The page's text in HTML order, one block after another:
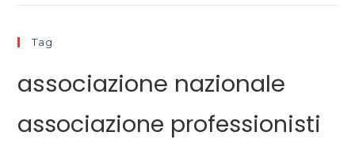
Tag
associazione nazionale
associazione professionisti